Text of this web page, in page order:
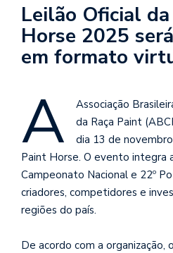
Leilão Oficial
Horse 2025
em formato
A
Associação
da Raça Paint
dia 13 de
Paint Horse. O evento integra
Campeonato Nacional e 22º
criadores, competidores e
regiões do país.
De acordo com a organização,